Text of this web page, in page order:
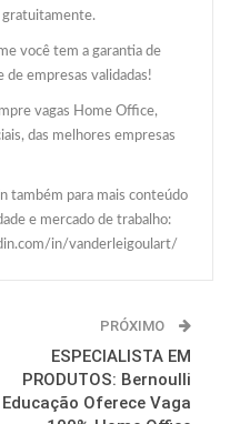
você tem a garantia de
de empresas validadas!
vagas Home Office,
das melhores empresas
também para mais conteúdo
e mercado de trabalho:
in/vanderleigoulart/
PRÓXIMO
ESPECIALISTA EM
PRODUTOS: Bernoulli
Educação Oferece Vaga